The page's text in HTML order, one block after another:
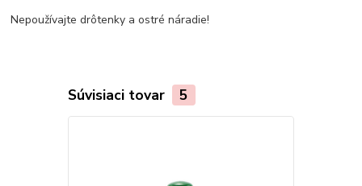
Nepoužívajte drôtenky a ostré náradie!
Súvisiaci tovar 5